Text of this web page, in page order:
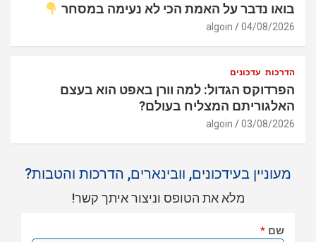
בואו נדבר על האמת הכי לא נעימה במסחר
04/08/2026
algoin
הדרכות עדכונים
הפרדוקס הגדול: למה וורן באפט הוא בעצם
האלגוריתם המצליח בעולם?
03/08/2026
algoin
מעוניין בעידכונים, וובינארים, הדרכות והטבות?
מלא את הטופס וניצור איתך קשר!
שם *